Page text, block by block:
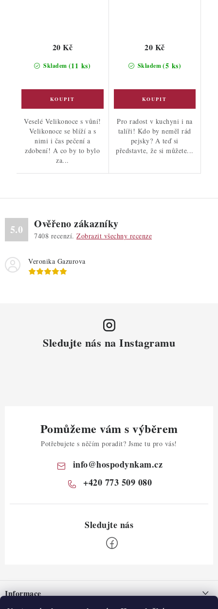
Skladem (11 ks)
20 Kč
Veselé Velikonoce s vůní!
Velikonoce se blíží a s
nimi i čas pečení a
zdobení! A co by to bylo
za...
Skladem(5 ks)
20 Kč
Pro radost v kuchyni i na
talíři! Kdo by neměl rád
pejsky? A teď si
představte, že si můžete...
5.0 Ověřeno zákazníky
7408 recenzí. Zobrazit všechny recenze
Veronika Gazurova
Sledujte nás na Instagramu
Pomůžeme vám s výběrem
Potřebujete s něčím poradit? Jsme tu pro vás!
info@hospodynkam.cz
+420 773 509 080
pInformace